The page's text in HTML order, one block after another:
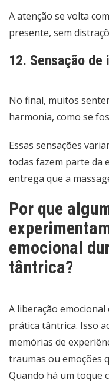
A atenção se volta
presente, sem
12. Sensação
No final, muitos
harmonia, como se
Essas sensações
todas fazem parte da
entrega que a
Por que
emocional
tântrica?
A liberação
prática tântrica. Isso
memórias de
traumas ou emoções
Quando há um toque